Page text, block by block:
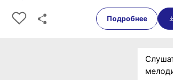
00:45
Подробнее